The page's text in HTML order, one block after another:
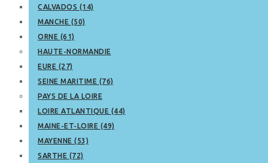
CALVADOS (14)
MANCHE (50)
ORNE (61)
HAUTE-NORMANDIE
EURE (27)
SEINE MARITIME (76)
PAYS DE LA LOIRE
LOIRE ATLANTIQUE (44)
MAINE-ET-LOIRE (49)
MAYENNE (53)
SARTHE (72)